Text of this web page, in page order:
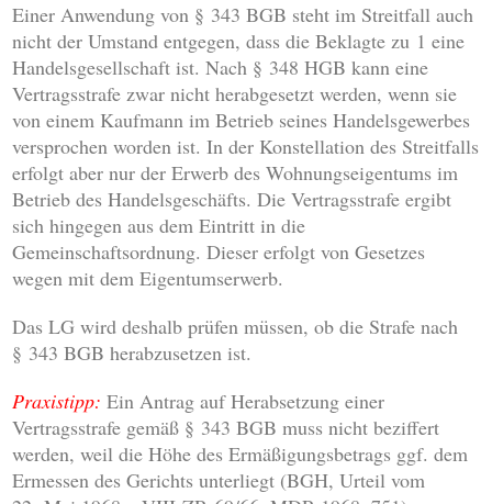
Einer Anwendung von § 343 BGB steht im Streitfall auch
nicht der Umstand entgegen, dass die Beklagte zu 1 eine
Handelsgesellschaft ist. Nach § 348 HGB kann eine
Vertragsstrafe zwar nicht herabgesetzt werden, wenn sie
von einem Kaufmann im Betrieb seines Handelsgewerbes
versprochen worden ist. In der Konstellation des Streitfalls
erfolgt aber nur der Erwerb des Wohnungseigentums im
Betrieb des Handelsgeschäfts. Die Vertragsstrafe ergibt
sich hingegen aus dem Eintritt in die
Gemeinschaftsordnung. Dieser erfolgt von Gesetzes
wegen mit dem Eigentumserwerb.
Das LG wird deshalb prüfen müssen, ob die Strafe nach
§ 343 BGB herabzusetzen ist.
Praxistipp: Ein Antrag auf Herabsetzung einer
Vertragsstrafe gemäß § 343 BGB muss nicht beziffert
werden, weil die Höhe des Ermäßigungsbetrags ggf. dem
Ermessen des Gerichts unterliegt (BGH, Urteil vom